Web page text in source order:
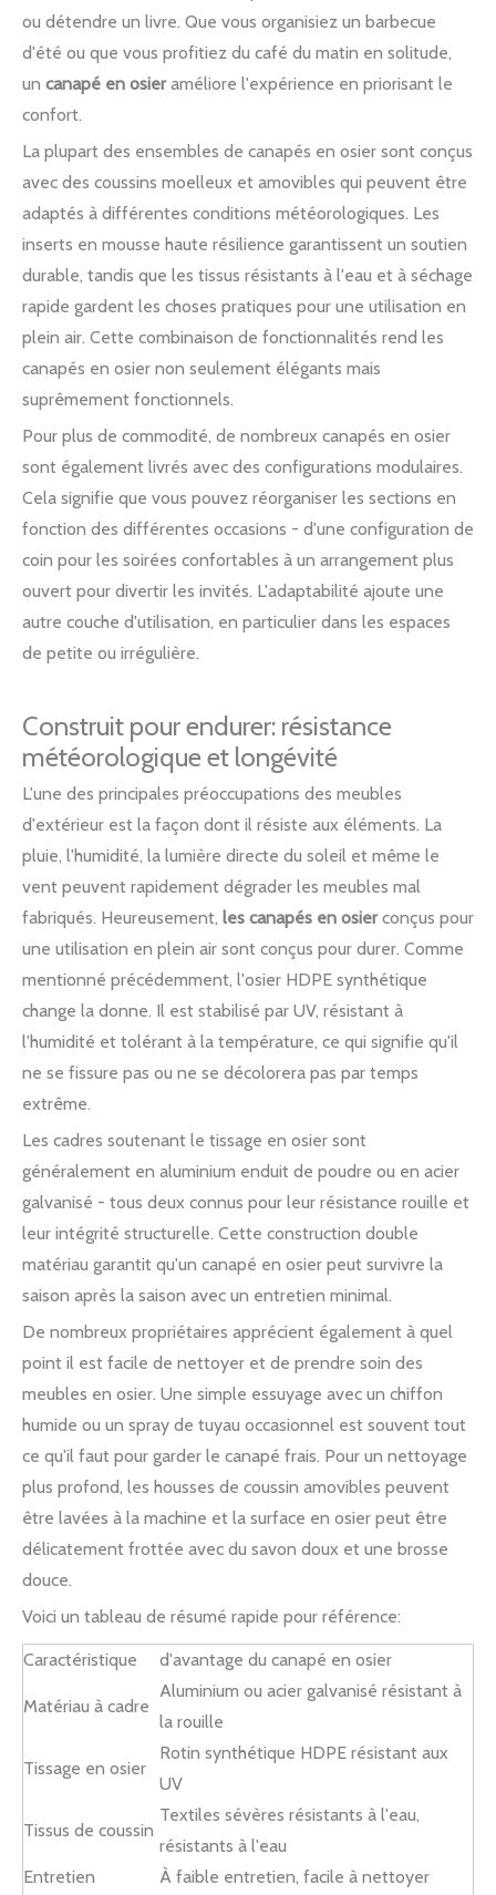
ou détendre un livre. Que vous organisiez un barbecue
d'été ou que vous profitiez du café du matin en solitude,
un canapé en osieraméliore l'expérience en priorisant le
confort.
La plupart des ensembles de canapés en osier sont conçus
avec des coussins moelleux et amovibles qui peuvent être
adaptés à différentes conditions météorologiques. Les
inserts en mousse haute résilience garantissent un soutien
durable, tandis que les tissus résistants à l'eau et à séchage
rapide gardent les choses pratiques pour une utilisation en
plein air. Cette combinaison de fonctionnalités rend les
canapés en osier non seulement élégants mais
suprêmement fonctionnels.
Pour plus de commodité, de nombreux canapés en osier
sont également livrés avec des configurations modulaires.
Cela signifie que vous pouvez réorganiser les sections en
fonction des différentes occasions - d'une configuration de
coin pour les soirées confortables à un arrangement plus
ouvert pour divertir les invités. L'adaptabilité ajoute une
autre couche d'utilisation, en particulier dans les espaces
de petite ou irrégulière.
Construit pour endurer: résistance
météorologique et longévité
L'une des principales préoccupations des meubles
d'extérieur est la façon dont il résiste aux éléments. La
pluie, l'humidité, la lumière directe du soleil et même le
vent peuvent rapidement dégrader les meubles mal
fabriqués. Heureusement, les canapés en osierconçus pour
une utilisation en plein air sont conçus pour durer. Comme
mentionné précédemment, l'osier HDPE synthétique
change la donne. Il est stabilisé par UV, résistant à
l'humidité et tolérant à la température, ce qui signifie qu'il
ne se fissure pas ou ne se décolorera pas par temps
extrême.
Les cadres soutenant le tissage en osier sont
généralement en aluminium enduit de poudre ou en acier
galvanisé - tous deux connus pour leur résistance rouille et
leur intégrité structurelle. Cette construction double
matériau garantit qu'un canapé en osier peut survivre la
saison après la saison avec un entretien minimal.
De nombreux propriétaires apprécient également à quel
point il est facile de nettoyer et de prendre soin des
meubles en osier. Une simple essuyage avec un chiffon
humide ou un spray de tuyau occasionnel est souvent tout
ce qu'il faut pour garder le canapé frais. Pour un nettoyage
plus profond, les housses de coussin amovibles peuvent
être lavées à la machine et la surface en osier peut être
délicatement frottée avec du savon doux et une brosse
douce.
Voici un tableau de résumé rapide pour référence:
Caractéristique d'avantage du canapé en osier
Matériau à cadre
Aluminium ou acier galvanisé résistant à
la rouille
Tissage en osier
Rotin synthétique HDPE résistant aux
UV
Tissus de coussin
Textiles sévères résistants à l'eau,
résistants à l'eau
Entretien
À faible entretien, facile à nettoyer